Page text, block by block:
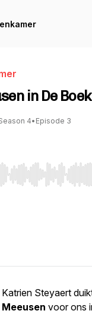
in De
4• Episode 3
Left/Right to seek,
Steyaert
Meeusen voor ons